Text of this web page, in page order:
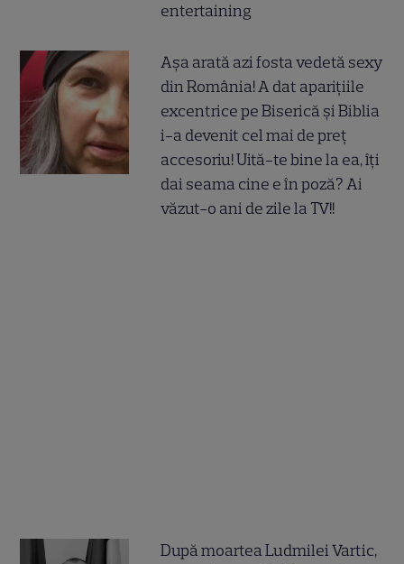
entertaining
Așa arată azi fosta vedetă sexy
din România! A dat aparițiile
excentrice pe Biserică și Biblia
i-a devenit cel mai de preț
accesoriu! Uită-te bine la ea, îți
dai seama cine e în poză? Ai
văzut-o ani de zile la TV!!
După moartea Ludmilei Vartic,